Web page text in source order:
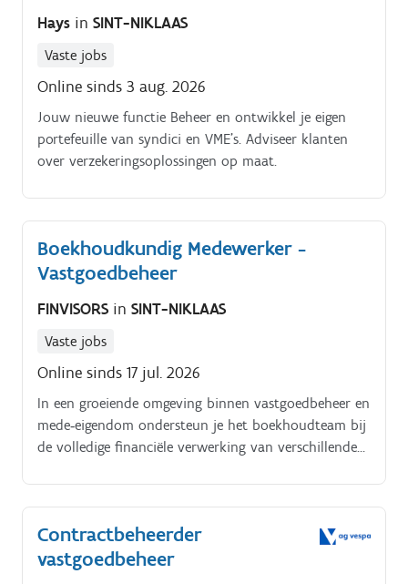
Hays in SINT-NIKLAAS
Vaste jobs
Online sinds 3 aug. 2026
Jouw nieuwe functie Beheer en ontwikkel je eigen
portefeuille van syndici en VME's. Adviseer klanten
over verzekeringsoplossingen op maat.
Boekhoudkundig Medewerker -
Vastgoedbeheer
FINVISORS in SINT-NIKLAAS
Vaste jobs
Online sinds 17 jul. 2026
In een groeiende omgeving binnen vastgoedbeheer en
mede‑eigendom ondersteun je het boekhoudteam bij
de volledige financiële verwerking van verschillende
nauwkeurigheid, klantgerichtheid en correcte
opvolging Voeren van een dubbele boekhouding voor
diverse mede‑eigendomdossiers Inboeken van
Contractbeheerder
vastgoedbeheer